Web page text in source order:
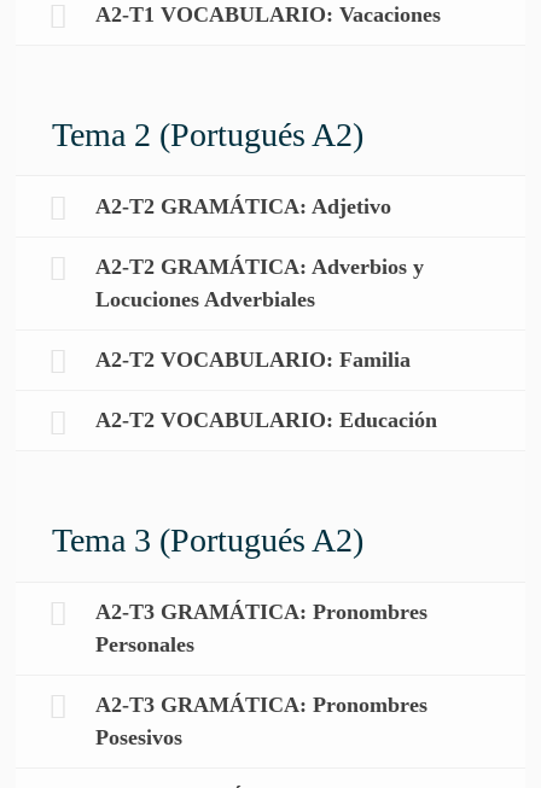
A2-T1 VOCABULARIO: Vacaciones
Tema 2 (Portugués A2)
A2-T2 GRAMÁTICA: Adjetivo
A2-T2 GRAMÁTICA: Adverbios y
Locuciones Adverbiales
A2-T2 VOCABULARIO: Familia
A2-T2 VOCABULARIO: Educación
Tema 3 (Portugués A2)
A2-T3 GRAMÁTICA: Pronombres
Personales
A2-T3 GRAMÁTICA: Pronombres
Posesivos